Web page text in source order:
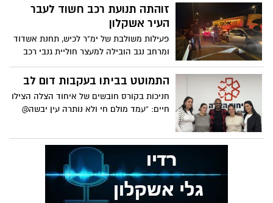
התנהגויות מסכנות חיים ולחזק את ביטחון
הציבור
זוהתה תנועת רכב חשוד לעבר
העיר אשקלון
פעילות משולבת של ימ"ר לכיש, תחנת אשדוד
ומרחב נגב הובילה למעצר חוליית גנבי רכב
לאחר מרדף מבצעי בדרום
התמוטט בביתו בעקבות דום לב
חניכות בקורס חובשים של איחוד הצלה הצילו
חיים: “עמד מולם חי ולא נותרה עין יבשה@